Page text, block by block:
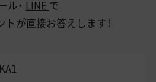
ル・ LINE で
が直接お答えします！